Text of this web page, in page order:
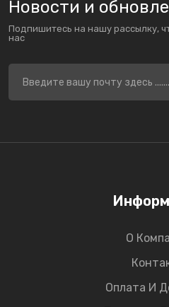
Новости и
Подпишитесь на нашу рассылку,
нас
О
Оплата И